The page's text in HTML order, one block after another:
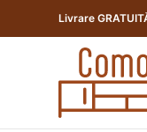
Livrare